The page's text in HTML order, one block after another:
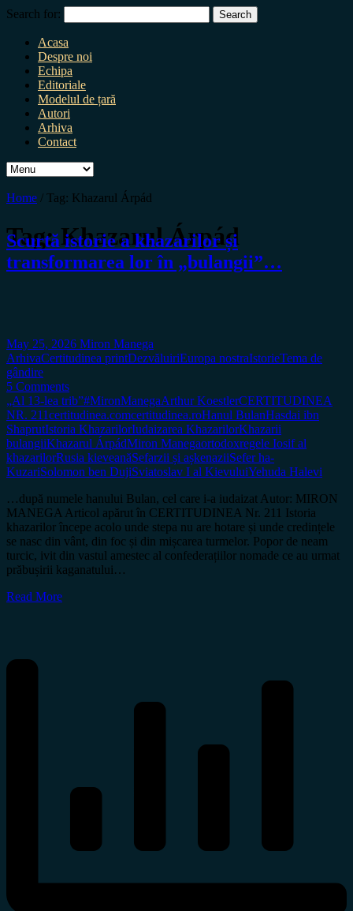
Search for:
Acasa
Despre noi
Echipa
Editoriale
Modelul de țară
Autori
Arhiva
Contact
Home / Tag: Khazarul Árpád
Tag:Khazarul Árpád
Scurtă istorie a khazarilor și
transformarea lor în „bulangii”…
May 25, 2026 Miron Manega
ArhivaCertitudinea printDezvăluiriEuropa nostraIstorieTema de
gândire
5 Comments
„Al 13-lea trib”#MironManegaArthur KoestlerCERTITUDINEA
NR. 211certitudinea.comcertitudinea.roHanul BulanHasdai ibn
ShaprutIstoria KhazarilorIudaizarea KhazarilorKhazarii
bulangiiKhazarul ÁrpádMiron Manegaortodoxregele Iosif al
khazarilorRusia kieveanăSefarzii și așkenaziiSefer ha-
KuzariSolomon ben DujiSviatoslav I al KievuluiYehuda Halevi
…după numele hanului Bulan, cel care i-a iudaizat Autor: MIRON
MANEGA Articol apărut în CERTITUDINEA Nr. 211 Istoria
khazarilor începe acolo unde stepa nu are hotare și unde credințele
se nasc din vânt, din foc și din mișcarea turmelor. Popor de neam
turcic, ivit din vastul amestec al confederațiilor nomade ce au urmat
prăbușirii kaganatului…
Read More